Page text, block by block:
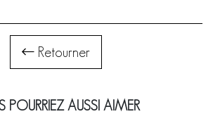
Retourner
POURRIEZ AUSSI AIMER